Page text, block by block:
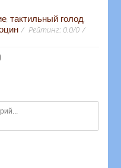
,тактильный голод,
Рейтинг: 0.0/0